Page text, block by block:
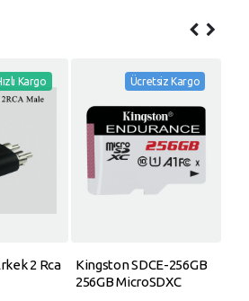
Kargo
2 Rca
Ücretsiz Kargo
Kingston SDCE-256GB
256GB MicroSDXC